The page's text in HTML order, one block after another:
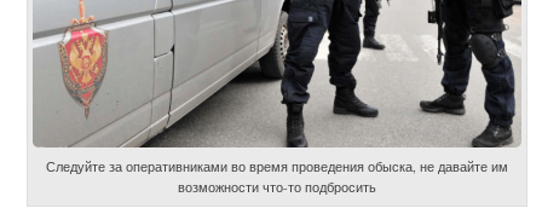
Следуйте за оперативниками во время проведения обыска, не давайте им
возможности что-то подбросить